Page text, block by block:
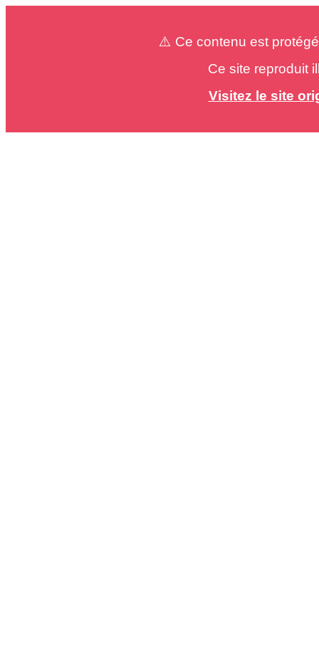
⚠️ Ce contenu est
Ce site reproduit
Visitez le site